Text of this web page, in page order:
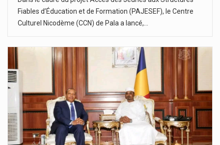
Fiables d’Éducation et de Formation (PAJESEF), le Centre
Culturel Nicodème (CCN) de Pala a lancé,…